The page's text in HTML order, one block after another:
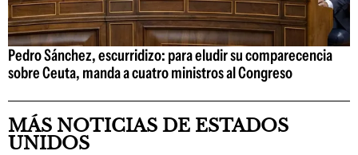
Pedro Sánchez, escurridizo: para eludir su comparecencia
sobre Ceuta, manda a cuatro ministros al Congreso
MÁS NOTICIAS DE ESTADOS
UNIDOS